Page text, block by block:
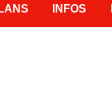
INFOS